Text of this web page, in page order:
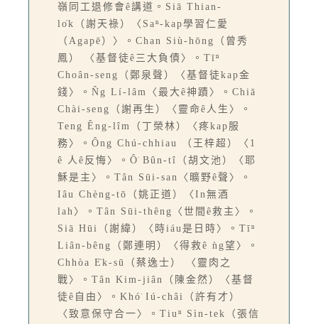
嶺同工退修會ê講道。Siā Thian-
lo̍k（謝天祿）〈Saⁿ-kap學習仁愛
（Agapē）〉。Chan Siù-hōng（曾秀
鳳） 〈基督徒ê三大負債〉。Tīⁿ
Choân-seng（鄭泉聲）〈基督徒kap金
錢〉。N̂g Lí-lâm〈最大ê神蹟〉。Chiā
Chài-seng（謝再生）〈靈命ê人生〉。
Teng Êng-lîm（丁榮林）〈疼kap服
務〉。Ông Chú-chhiau （王梓超）〈1
ê 人ê反悔〉。Ô͘ Bûn-tî（胡文池）〈耶
穌是主〉。Tân Sūi-san〈曠野ê聲〉。
Iâu Chèng-tō（姚正道）〈In無酒
lah〉。Tân Sūi-thêng〈世間ê救主〉。
Siā Hūi（謝緯）〈時iáu是日時〉。Tīⁿ
Liân-bêng（鄭連明）〈得救ê ǹg望〉。
Chhòa E̍k-sū（蔡逸士） 〈靈肉之
戰〉。Tân Kim-jiân（陳金然）〈基督
徒ê自由〉。Khó͘ Iú-châi（許有才）
〈致意保守合一〉。Tiuⁿ Sìn-tek（張信